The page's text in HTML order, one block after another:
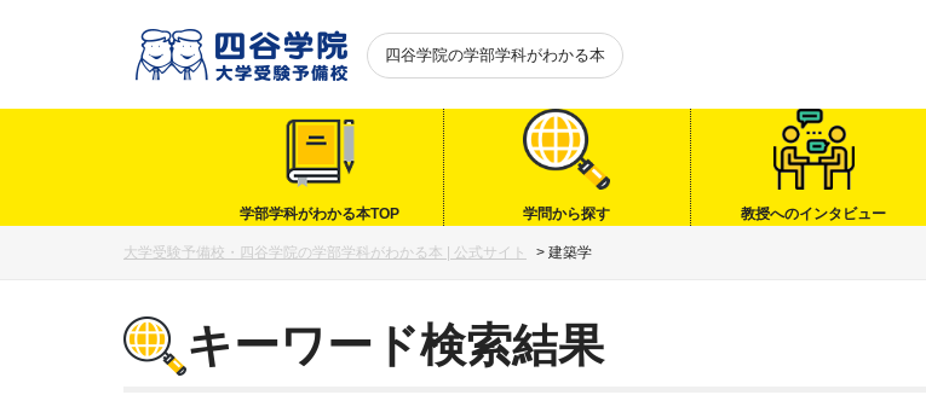
四谷学院の学部学科がわかる本
学部学科がわかる本TOP 学問から探す 教授へのインタビュー
大学受験予備校・四谷学院の学部学科がわかる本 | 公式サイト > 建築学
キーワード検索結果